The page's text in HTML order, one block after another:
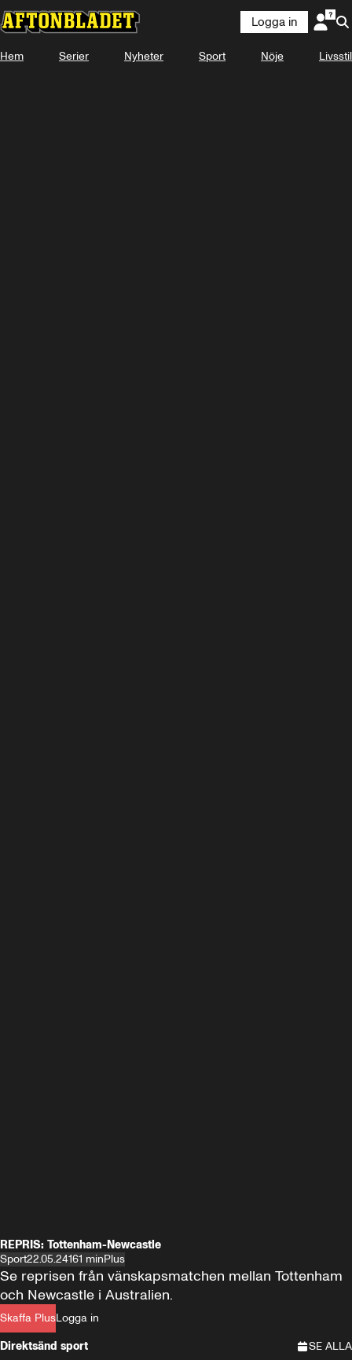
Logga in
Hem Serier Nyheter Sport Nöje Livsstil
REPRIS: Tottenham-Newcastle
Sport22.05.24161 minPlus
Skaffa PlusLogga in
Se reprisen från vänskapsmatchen mellan Tottenham
och Newcastle i Australien.
Direktsänd sport
SE ALLA